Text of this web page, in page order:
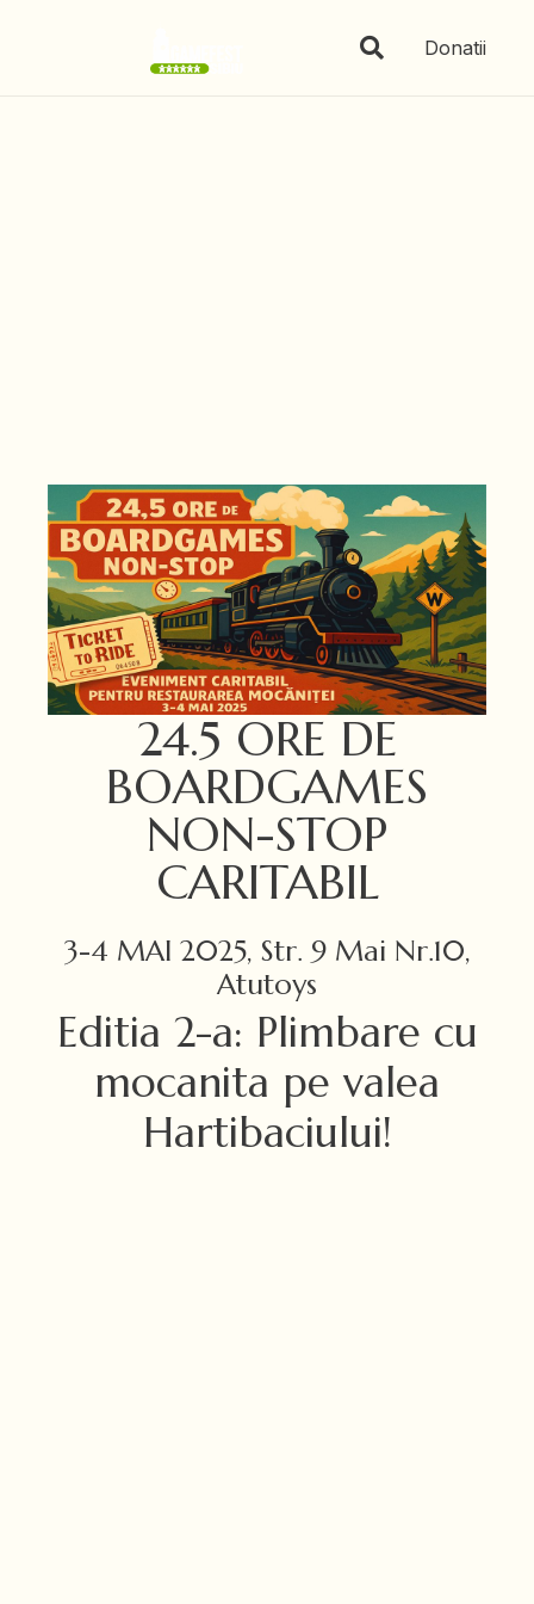
Donatii
24.5 ORE DE
BOARDGAMES
NON-STOP
CARITABIL
3-4 MAI 2025, Str. 9 Mai Nr.10,
Atutoys
Editia 2-a: Plimbare cu
mocanita pe valea
Hartibaciului!